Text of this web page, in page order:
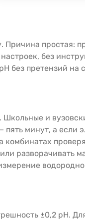
Причина простая:
без
без претензий на
Школьные и
пять минут, а если
разворачивать
±0,2 pH.